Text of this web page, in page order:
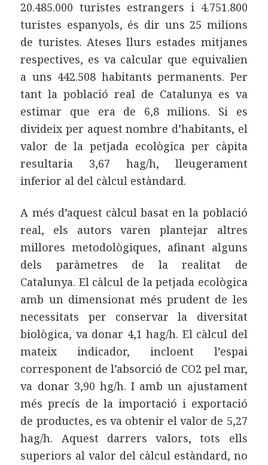
20.485.000 turistes estrangers i 4.751.800
turistes espanyols, és dir uns 25 milions
de turistes. Ateses llurs estades mitjanes
respectives, es va calcular que equivalien
a uns 442.508 habitants permanents. Per
tant la població real de Catalunya es va
estimar que era de 6,8 milions. Si es
divideix per aquest nombre d’habitants, el
valor de la petjada ecològica per càpita
resultaria 3,67 hag/h, lleugerament
inferior al del càlcul estàndard.
A més d’aquest càlcul basat en la població
real, els autors varen plantejar altres
millores metodològiques, afinant alguns
dels paràmetres de la realitat de
Catalunya. El càlcul de la petjada ecològica
amb un dimensionat més prudent de les
necessitats per conservar la diversitat
biològica, va donar 4,1 hag/h. El càlcul del
mateix indicador, incloent l’espai
corresponent de l’absorció de CO2 pel mar,
va donar 3,90 hg/h. I amb un ajustament
més precís de la importació i exportació
de productes, es va obtenir el valor de 5,27
hag/h. Aquest darrers valors, tots ells
superiors al valor del càlcul estàndard, no